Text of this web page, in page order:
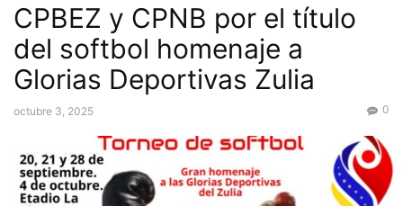
CPBEZ y CPNB por el título
del softbol homenaje a
Glorias Deportivas Zulia
octubre 3, 2025 0